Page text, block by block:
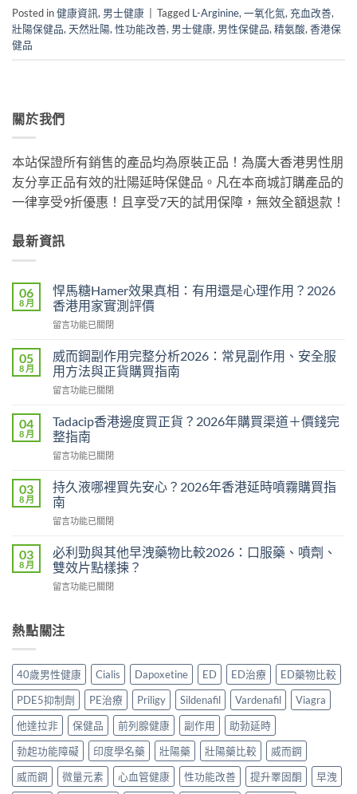
Posted in健康資訊, 男士健康 Tagged L-Arginine, 一氧化氮, 充血改善,
壯陽保健品, 天然壯陽, 性功能改善, 男士健康, 男性保健品, 精氨酸, 香港保
健品
關於我們
本站保證所有銷售的產品均為原裝正品！為廣大香港男性朋
友分享正品有效的壯陽延時保健品。凡在本商城訂購產品的
一律享受9折優惠！且享受7天的試用保障，無效全額退款！
最新資訊
06
8 月
悍馬糖Hamer效果真相：有用還是心理作用？2026
香港用家實測評價
在
馬
糖
Hamer
效
真
相：
有
用
是
心
作
2026
香
港
實
測
價〉
中
留言功能已關閉
05
8 月
威而鋼副作用完整分析2026：常見副作用、安全服
用方法與正貨購買指南
在
而
鋼
副
作
完
整
分
析
常
見
作
全
方
法
與
正
貨
購
買
指
南〉
留言功能已關閉
04
8 月
Tadacip香港邊度買正貨？2026年購買渠道＋價錢完
整指南
在
香
港
邊
度
正
貨？
2026
年
渠
價
錢
完
整
指
南〉
中
留言功能已關閉
03
8 月
持久液哪裡買先安心？2026年香港延時噴霧購買指
南
在
久
液
哪
裡
安
年
香
港
延
時
噴
霧
購
指
留言功能已關閉
03
8 月
必利勁與其他早洩藥物比較2026：口服藥、噴劑、
雙效片點樣揀？
在
勁
與
他
早
洩
藥
物
比
較
2026：
服
留言功能已關閉
熱點關注
40歲男性健康 Cialis Dapoxetine ED ED治療
ED藥物比較
PDE5抑制劑
PE治療 Priligy Sildenafil Vardenafil
Viagra
他達拉非
保健品 前列腺健康 副作用
助勃延時
勃起功能障礙
印度學名藥 壯陽藥 壯陽藥比較
威而鋼
威而鋼
微量元素 心血管健康 性功能改善 提升睪固酮 早洩